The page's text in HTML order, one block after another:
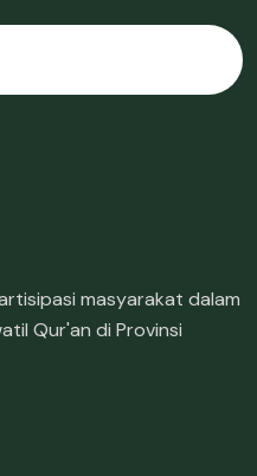
masyarakat dalam
Qur'an di Provinsi